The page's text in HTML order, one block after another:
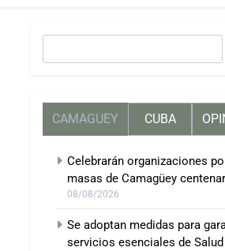
CAMAGUEY CUBA
Celebrarán organizaciones
masas de Camagüey
08/08/2026
Se adoptan medidas para
servicios esenciales de